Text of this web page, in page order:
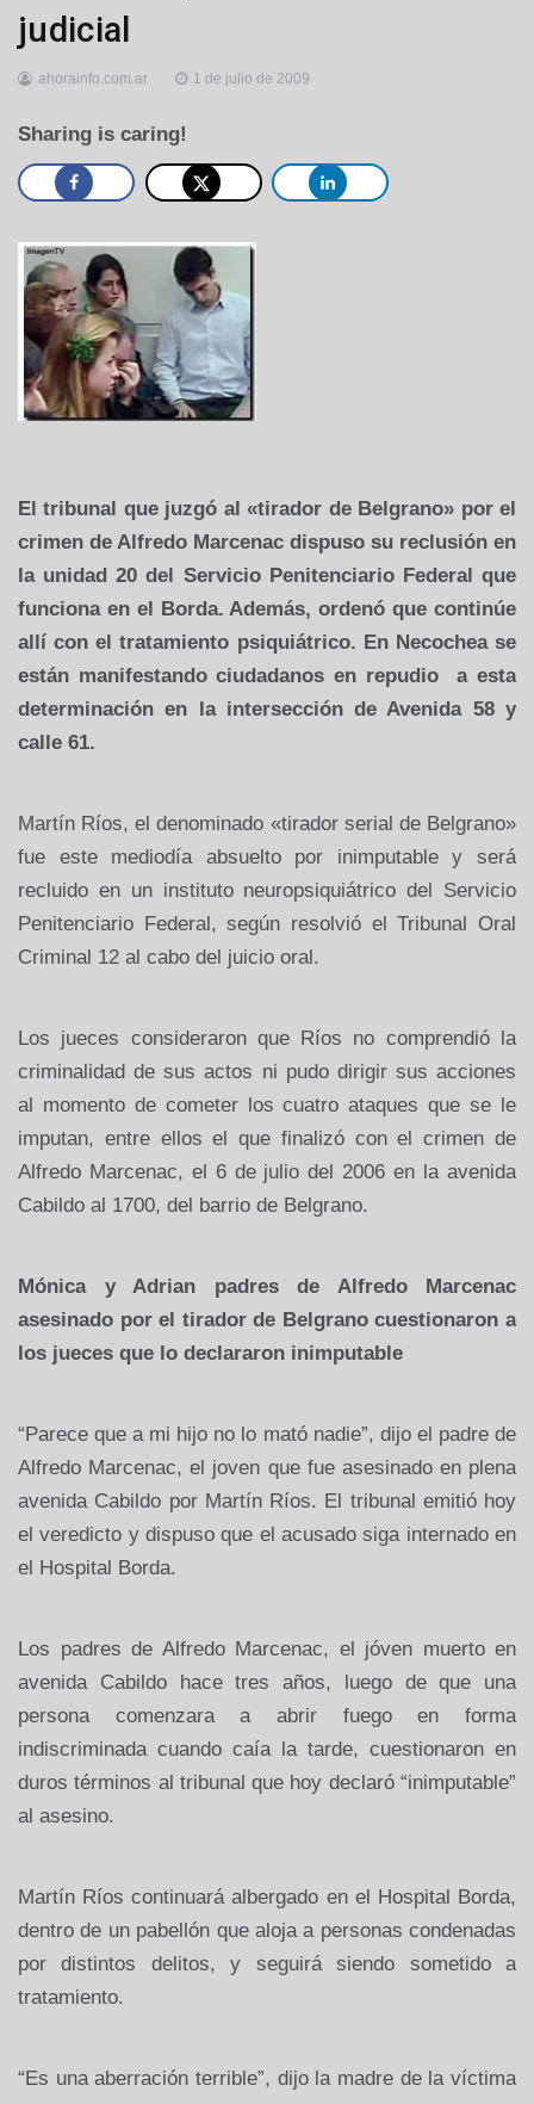
judicial
ahorainfo.com.ar 1 de julio de 2009
Sharing is caring!
El tribunal que juzgó al «tirador de Belgrano» por el
crimen de Alfredo Marcenac dispuso su reclusión en
la unidad 20 del Servicio Penitenciario Federal que
funciona en el Borda. Además, ordenó que continúe
allí con el tratamiento psiquiátrico. En Necochea se
están manifestando ciudadanos en repudio a esta
determinación en la intersección de Avenida 58 y
calle 61.
Martín Ríos, el denominado «tirador serial de Belgrano»
fue este mediodía absuelto por inimputable y será
recluido en un instituto neuropsiquiátrico del Servicio
Penitenciario Federal, según resolvió el Tribunal Oral
Criminal 12 al cabo del juicio oral.
Los jueces consideraron que Ríos no comprendió la
criminalidad de sus actos ni pudo dirigir sus acciones
al momento de cometer los cuatro ataques que se le
imputan, entre ellos el que finalizó con el crimen de
Alfredo Marcenac, el 6 de julio del 2006 en la avenida
Cabildo al 1700, del barrio de Belgrano.
Mónica y Adrian padres de Alfredo Marcenac
asesinado por el tirador de Belgrano cuestionaron a
los jueces que lo declararon inimputable
“Parece que a mi hijo no lo mató nadie”, dijo el padre de
Alfredo Marcenac, el joven que fue asesinado en plena
avenida Cabildo por Martín Ríos. El tribunal emitió hoy
el veredicto y dispuso que el acusado siga internado en
el Hospital Borda.
Los padres de Alfredo Marcenac, el jóven muerto en
avenida Cabildo hace tres años, luego de que una
persona comenzara a abrir fuego en forma
indiscriminada cuando caía la tarde, cuestionaron en
duros términos al tribunal que hoy declaró “inimputable”
al asesino.
Martín Ríos continuará albergado en el Hospital Borda,
dentro de un pabellón que aloja a personas condenadas
por distintos delitos, y seguirá siendo sometido a
tratamiento.
“Es una aberración terrible”, dijo la madre de la víctima